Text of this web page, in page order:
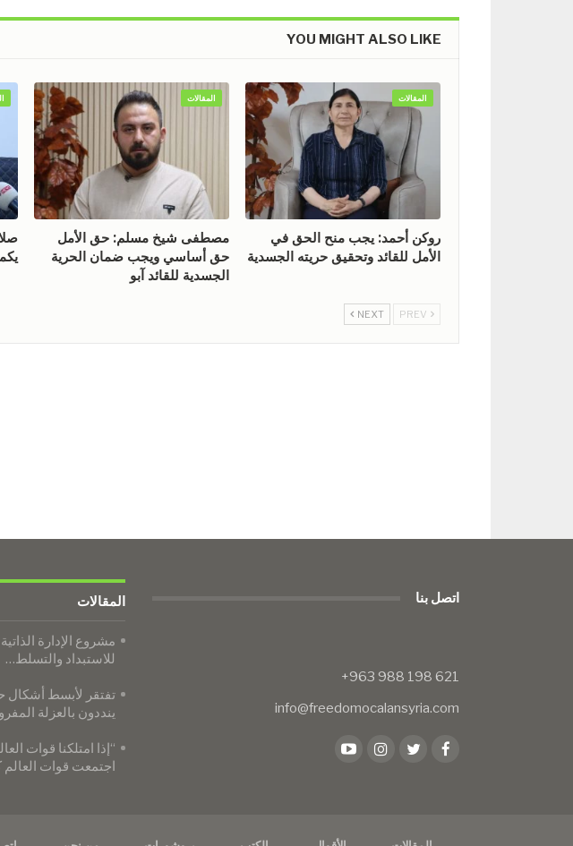
YOU MIGHT ALSO LIKE
المقالات
روكن أحمد: يجب منح الحق في
الأمل للقائد وتحقيق حريته الجسدية
المقالات
مصطفى شيخ مسلم: حق الأمل
حق أساسي ويجب ضمان الحرية
الجسدية للقائد آبو
NEXT
اتصل بنا
info@freedomocalansyria.com
المقالات
مشروع الإدارة
للاستبداد والتسلط…
تفتقر لأبسط أشكال
ينددون بالعزلة
“إذا امتلكنا قوات
اجتمعت قوات العالم